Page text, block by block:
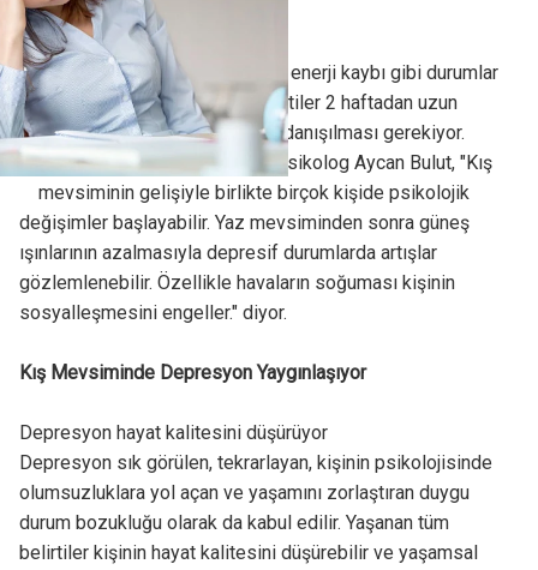
etkileyebiliyor.
Mutsuzluk, özgüven eksikliği, enerji kaybı gibi durumlar
gözlemleniyor ve bu tarz belirtiler 2 haftadan uzun
sürüyorsa hemen bir uzmana danışılması gerekiyor.
Central Hospital'dan Uzman Psikolog Aycan Bulut, "Kış
mevsiminin gelişiyle birlikte birçok kişide psikolojik
değişimler başlayabilir. Yaz mevsiminden sonra güneş
ışınlarının azalmasıyla depresif durumlarda artışlar
gözlemlenebilir. Özellikle havaların soğuması kişinin
sosyalleşmesini engeller." diyor.
Kış Mevsiminde Depresyon Yaygınlaşıyor
Depresyon hayat kalitesini düşürüyor
Depresyon sık görülen, tekrarlayan, kişinin psikolojisinde
olumsuzluklara yol açan ve yaşamını zorlaştıran duygu
durum bozukluğu olarak da kabul edilir. Yaşanan tüm
belirtiler kişinin hayat kalitesini düşürebilir ve yaşamsal